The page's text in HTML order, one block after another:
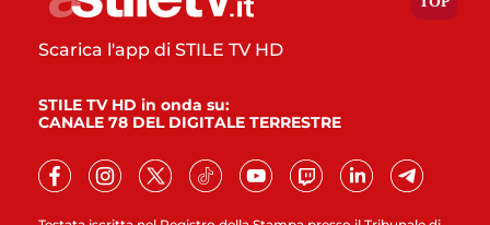
Scarica l'app di STILE TV HD
STILE TV HD in onda su:
CANALE 78 DEL DIGITALE TERRESTRE